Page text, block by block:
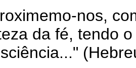
nos,
da fé, tendo